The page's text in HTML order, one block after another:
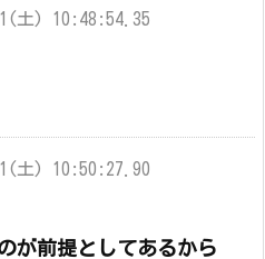
土) 10:48:54.35
土) 10:50:27.90
が前提としてあるから